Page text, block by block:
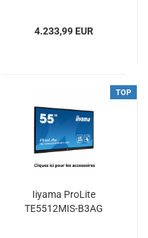
4.233,99 EUR
TOP
Iiyama ProLite
TE5512MIS-B3AG